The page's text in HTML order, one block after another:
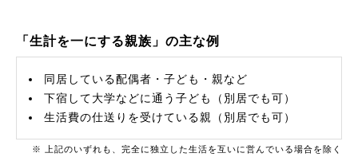
「生計を一にする親族」の主な例
同居している配偶者・子ども・親など
下宿して大学などに通う子ども（別居でも可）
生活費の仕送りを受けている親（別居でも可）
※ 上記のいずれも、完全に独立した生活を互いに営んでいる場合を除く